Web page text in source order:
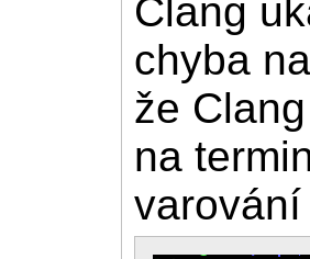
Clang
chyba
že
na